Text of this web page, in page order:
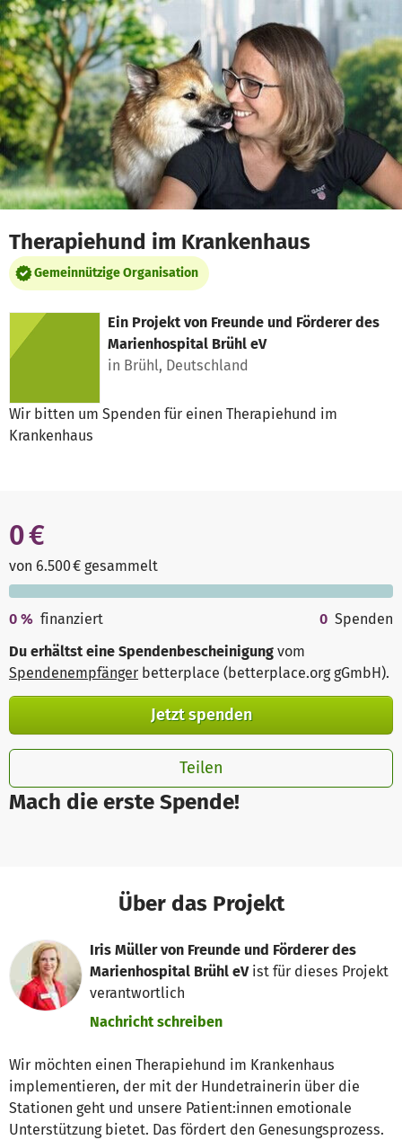
Zum Hauptinhalt springen
Erklärung zur Barrierefreiheit anzeigen
Therapiehund im Krankenhaus
Gemeinnützige Organisation
Ein Projekt von Freunde und Förderer des
Marienhospital Brühl eV
in Brühl, Deutschland
Wir bitten um Spenden für einen Therapiehund im
Krankenhaus
Mach die erste Spende!
0 €
von 6.500 € gesammelt
0 % finanziert 0 Spenden
Du erhältst eine Spendenbescheinigung vom
Spendenempfänger betterplace (betterplace.org gGmbH).
Jetzt spenden
Teilen
Über das Projekt
Iris Müller von Freunde und Förderer des
Marienhospital Brühl eVist für dieses Projekt
verantwortlich
Nachricht schreiben
Wir möchten einen Therapiehund im Krankenhaus
implementieren, der mit der Hundetrainerin über die
Stationen geht und unsere Patient:innen emotionale
Unterstützung bietet. Das fördert den Genesungsprozess.